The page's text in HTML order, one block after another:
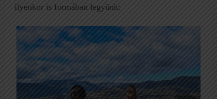
ilyenkor is formában legyünk: